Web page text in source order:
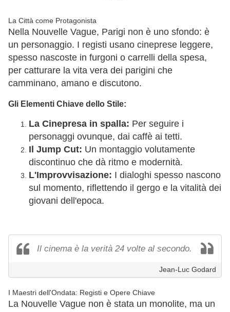
La Città come Protagonista
Nella Nouvelle Vague, Parigi non è uno sfondo: è
un personaggio. I registi usano cineprese leggere,
spesso nascoste in furgoni o carrelli della spesa,
per catturare la vita vera dei parigini che
camminano, amano e discutono.
Gli Elementi Chiave dello Stile:
La Cinepresa in spalla: Per seguire i
personaggi ovunque, dai caffè ai tetti.
Il Jump Cut: Un montaggio volutamente
discontinuo che dà ritmo e modernità.
L'Improvvisazione: I dialoghi spesso nascono
sul momento, riflettendo il gergo e la vitalità dei
giovani dell'epoca.
Il cinema è la verità 24 volte al secondo.
Jean-Luc Godard
I Maestri dell'Ondata: Registi e Opere Chiave
La Nouvelle Vague non è stata un monolite, ma un